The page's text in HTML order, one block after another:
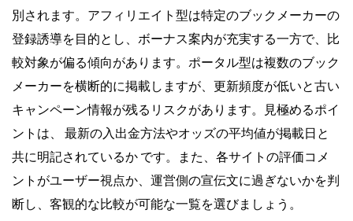
別されます。アフィリエイト型は特定のブックメーカーの
登録誘導を目的とし、ボーナス案内が充実する一方で、比
較対象が偏る傾向があります。ポータル型は複数のブック
メーカーを横断的に掲載しますが、更新頻度が低いと古い
キャンペーン情報が残るリスクがあります。見極めるポイ
ントは、
最新の入出金方法やオッズの平均値が掲載日と
共に明記されているかです。また、各サイトの評価コメ
ントがユーザー視点か、運営側の宣伝文に過ぎないかを判
断し、客観的な比較が可能な一覧を選びましょう。